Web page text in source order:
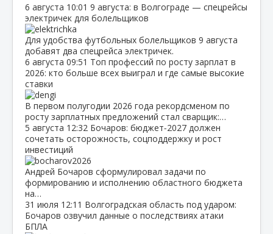
6 августа 10:01 9 августа: в Волгограде — спецрейсы
электричек для болельщиков
Для удобства футбольных болельщиков 9 августа
добавят два спецрейса электричек.
6 августа 09:51 Топ профессий по росту зарплат в
2026: кто больше всех выиграл и где самые высокие
ставки
В первом полугодии 2026 года рекордсменом по
росту зарплатных предложений стал сварщик:…
5 августа 12:32 Бочаров: бюджет‑2027 должен
сочетать осторожность, соцподдержку и рост
инвестиций
Андрей Бочаров сформулировал задачи по
формированию и исполнению областного бюджета
на…
31 июля 12:11 Волгоградская область под ударом:
Бочаров озвучил данные о последствиях атаки
БПЛА